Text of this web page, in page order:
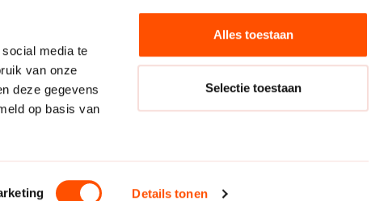
media te
van onze
deze gegevens
op basis van
Details tonen
Alles toestaan
Selectie toestaan